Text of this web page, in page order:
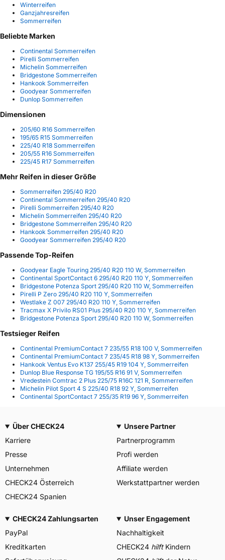
Winterreifen
Ganzjahresreifen
Sommerreifen
Beliebte Marken
Continental Sommerreifen
Pirelli Sommerreifen
Michelin Sommerreifen
Bridgestone Sommerreifen
Hankook Sommerreifen
Goodyear Sommerreifen
Dunlop Sommerreifen
Dimensionen
205/60 R16 Sommerreifen
195/65 R15 Sommerreifen
225/40 R18 Sommerreifen
205/55 R16 Sommerreifen
225/45 R17 Sommerreifen
Mehr Reifen in dieser Größe
Sommerreifen 295/40 R20
Continental Sommerreifen 295/40 R20
Pirelli Sommerreifen 295/40 R20
Michelin Sommerreifen 295/40 R20
Bridgestone Sommerreifen 295/40 R20
Hankook Sommerreifen 295/40 R20
Goodyear Sommerreifen 295/40 R20
Passende Top-Reifen
Goodyear Eagle Touring 295/40 R20 110 W, Sommerreifen
Continental SportContact 6 295/40 R20 110 Y, Sommerreifen
Bridgestone Potenza Sport 295/40 R20 110 W, Sommerreifen
Pirelli P Zero 295/40 R20 110 Y, Sommerreifen
Westlake Z 007 295/40 R20 110 Y, Sommerreifen
Tracmax X Privilo RS01 Plus 295/40 R20 110 Y, Sommerreifen
Bridgestone Potenza Sport 295/40 R20 110 W, Sommerreifen
Testsieger Reifen
Continental PremiumContact 7 235/55 R18 100 V, Sommerreifen
Continental PremiumContact 7 235/45 R18 98 Y, Sommerreifen
Hankook Ventus Evo K137 255/45 R19 104 Y, Sommerreifen
Dunlop Blue Response TG 195/55 R16 91 V, Sommerreifen
Vredestein Comtrac 2 Plus 225/75 R16C 121 R, Sommerreifen
Michelin Pilot Sport 4 S 225/40 R18 92 Y, Sommerreifen
Continental SportContact 7 255/35 R19 96 Y, Sommerreifen
Über CHECK24
Karriere
Presse
Unternehmen
CHECK24 Österreich
CHECK24 Spanien
Unsere Partner
Partnerprogramm
Profi werden
Affiliate werden
Werkstattpartner werden
CHECK24 Zahlungsarten
PayPal
Kreditkarten
Unser Engagement
Nachhaltigkeit
CHECK24 hilftKindern